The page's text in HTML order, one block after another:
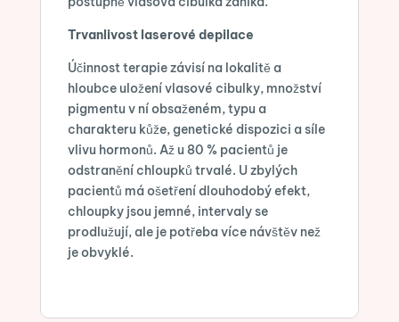
Trvanlivost laserové depilace
Účinnost terapie závisí na lokalitě a
hloubce uložení vlasové cibulky, množství
pigmentu v ní obsaženém, typu a
charakteru kůže, genetické dispozici a síle
vlivu hormonů. Až u 80 % pacientů je
odstranění chloupků trvalé. U zbylých
pacientů má ošetření dlouhodobý efekt,
chloupky jsou jemné, intervaly se
prodlužují, ale je potřeba více návštěv než
je obvyklé.